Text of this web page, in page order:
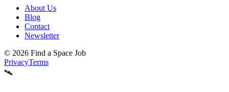
About Us
Blog
Contact
Newsletter
© 2026 Find a Space Job
PrivacyTerms
🛰️